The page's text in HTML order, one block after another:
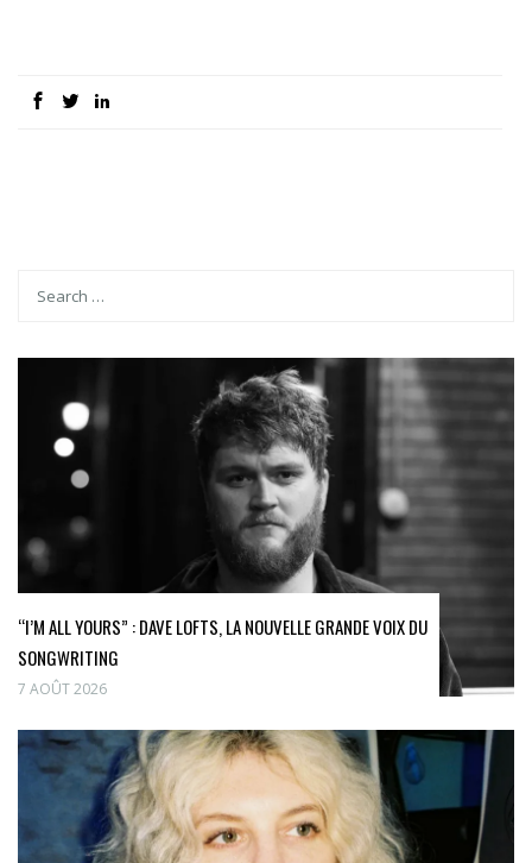
“I’M ALL YOURS” : DAVE LOFTS, LA NOUVELLE GRANDE VOIX DU
SONGWRITING
7 AOÛT 2026